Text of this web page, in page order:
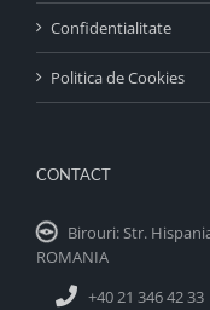
Confidentialitate
Politica de Cookies
CONTACT
Birouri: Str.
ROMANIA
+40 21 346 42 33